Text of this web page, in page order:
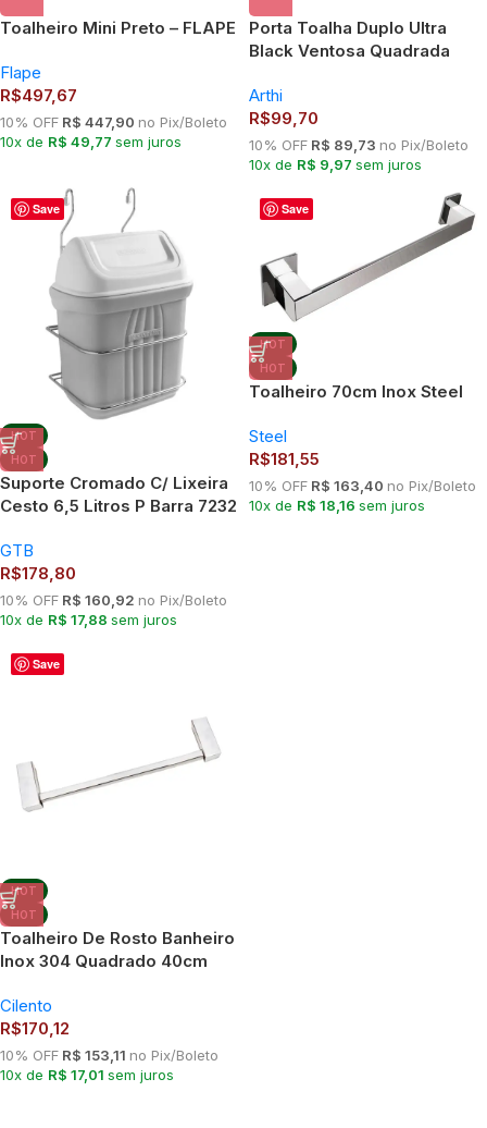
Toalheiro Mini Preto – FLAPE
Flape
R$497,67
10% OFF R$ 447,90 no Pix/Boleto
10x de R$ 49,77 sem juros
Porta Toalha Duplo Ultra
Black Ventosa Quadrada
Arthi
R$99,70
10% OFF R$ 89,73 no Pix/Boleto
10x de R$ 9,97 sem juros
Save
HOT
HOT
Suporte Cromado C/ Lixeira
Cesto 6,5 Litros P Barra 7232
GTB
R$178,80
10% OFF R$ 160,92 no Pix/Boleto
10x de R$ 17,88 sem juros
Save
HOT
HOT
Toalheiro 70cm Inox Steel
Steel
R$181,55
10% OFF R$ 163,40 no Pix/Boleto
10x de R$ 18,16 sem juros
Save
HOT
HOT
Toalheiro De Rosto Banheiro
Inox 304 Quadrado 40cm
Enferruja
Cilento
R$170,12
10% OFF R$ 153,11 no Pix/Boleto
10x de R$ 17,01 sem juros